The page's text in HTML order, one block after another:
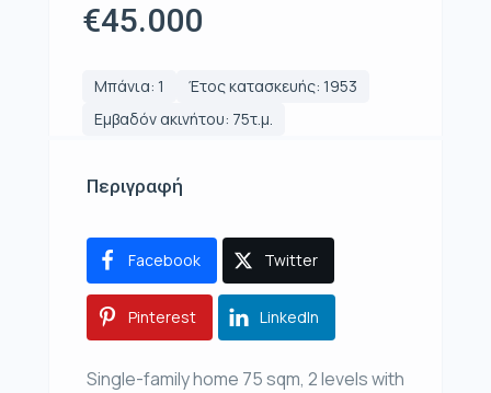
€45.000
Μπάνια: 1
Έτος κατασκευής: 1953
Εμβαδόν ακινήτου: 75τ.μ.
Περιγραφή
Facebook Twitter
Pinterest LinkedIn
Single-family home 75 sqm, 2 levels with